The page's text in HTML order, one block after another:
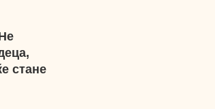
стане